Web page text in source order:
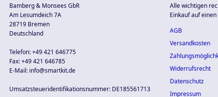
Bamberg & Monsees GbR
Am Lesumdeich 7A
28719 Bremen
Deutschland
Telefon: +49 421 646775
Fax: +49 421 646785
E-Mail: info@smartkit.de
Umsatzsteueridentifikationsnummer: DE185561713
Alle wichtigen
Einkauf auf einen
AGB
Versandkosten
Widerrufsrecht
Datenschutz
Impressum